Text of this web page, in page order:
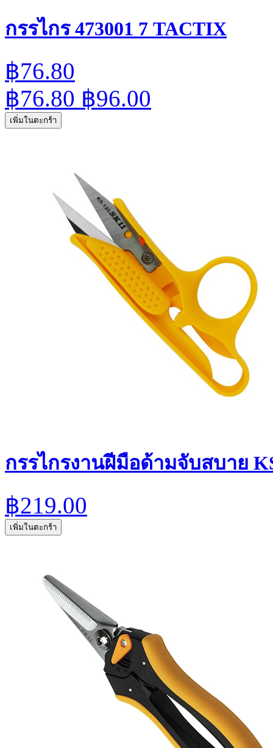
กรรไกร 473001 7 TACTIX
฿76.80
฿76.80 ฿96.00
เพิ่มในตะกร้า
กรรไกรงานฝีมือด้ามจับสบาย
฿219.00
เพิ่มในตะกร้า